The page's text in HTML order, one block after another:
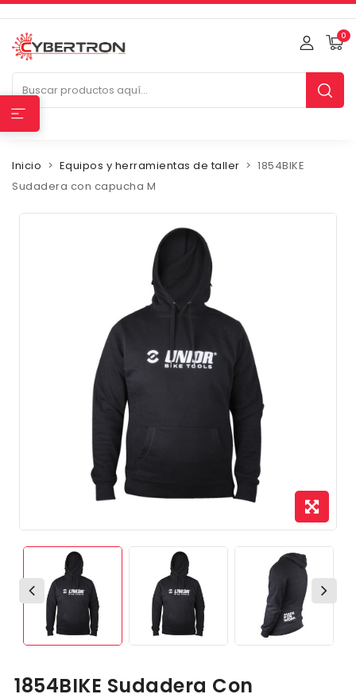
0
Inicio Equipos y herramientas de taller
1854BIKE
Sudadera con capucha M
1854BIKE Sudadera Con